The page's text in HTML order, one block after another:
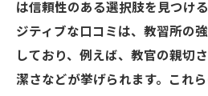
は信頼性のある選択肢を見つけ
ジティブな口コミは、教習所の
しており、例えば、教官の親切
潔さなどが挙げられます。これ